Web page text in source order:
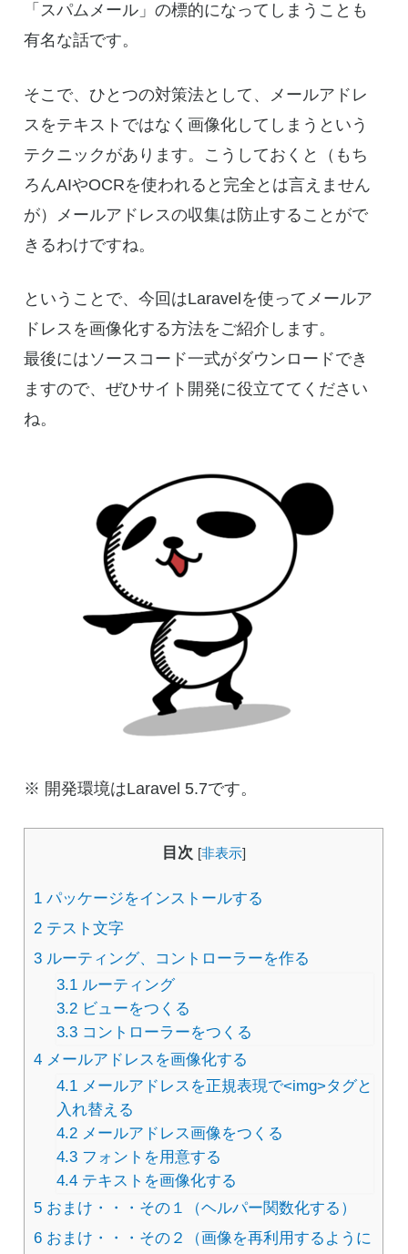
「スパムメール」の標的になってしまうことも
有名な話です。
そこで、ひとつの対策法として、メールアドレ
スをテキストではなく画像化してしまうという
テクニックがあります。こうしておくと（もち
ろんAIやOCRを使われると完全とは言えません
が）メールアドレスの収集は防止することがで
きるわけですね。
ということで、今回はLaravelを使ってメールア
ドレスを画像化する方法をご紹介します。
最後にはソースコード一式がダウンロードでき
ますので、ぜひサイト開発に役立ててください
ね。
※ 開発環境はLaravel 5.7です。
目次 [非表示]
1 パッケージをインストールする
2 テスト文字
3 ルーティング、コントローラーを作る
3.1 ルーティング
3.2 ビューをつくる
3.3 コントローラーをつくる
4 メールアドレスを画像化する
4.1 メールアドレスを正規表現で<img>タグと
入れ替える
4.2 メールアドレス画像をつくる
4.3 フォントを用意する
4.4 テキストを画像化する
5 おまけ・・・その１（ヘルパー関数化する）
6 おまけ・・・その２（画像を再利用するように